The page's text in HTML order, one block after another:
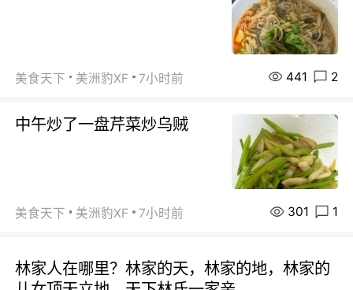
美食天下 美洲豹XF 7小时前 441 2
中午炒了一盘芹菜炒乌贼
美食天下 美洲豹XF 7小时前 301 1
林家人在哪里？林家的天，林家的地，林家的